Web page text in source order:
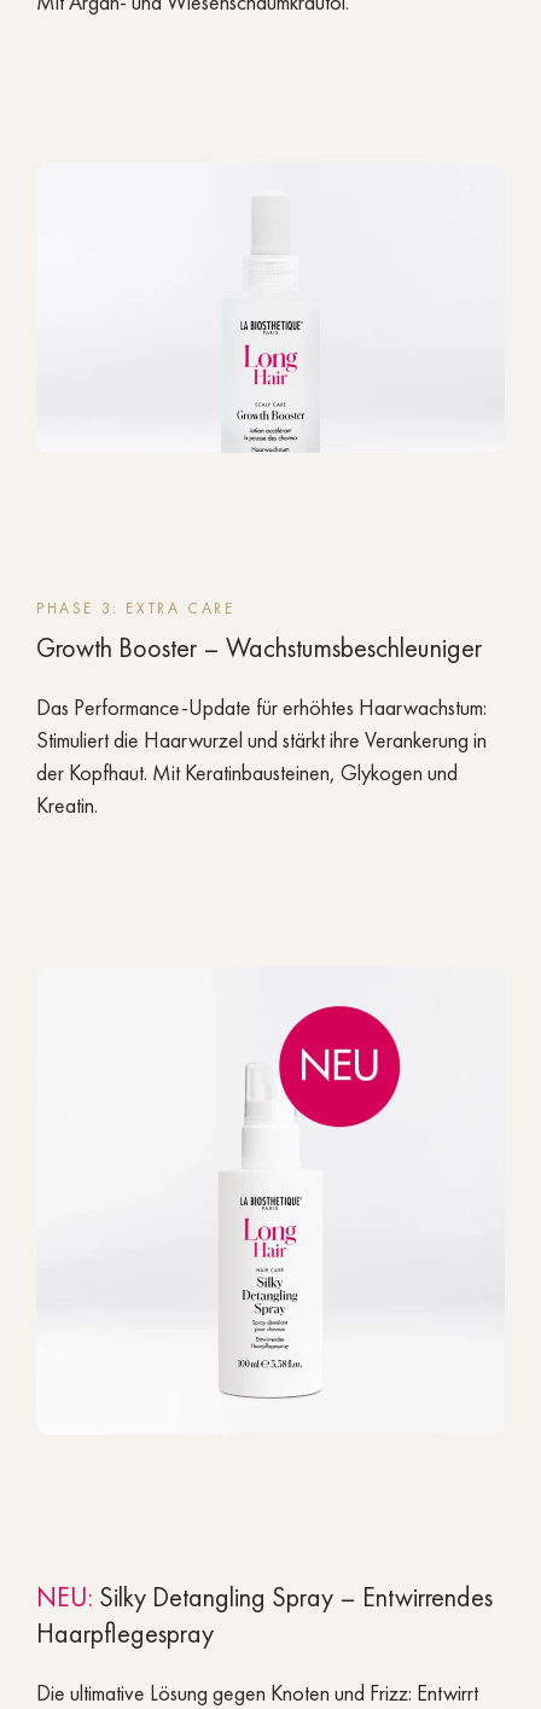
PHASE 3: EXTRA CARE
Growth Booster – Wachstumsbeschleuniger
Das Performance-Update für erhöhtes Haarwachstum:
Stimuliert die Haarwurzel und stärkt ihre Verankerung in
der Kopfhaut. Mit Keratinbausteinen, Glykogen und
Kreatin.
NEU: Silky Detangling Spray – Entwirrendes
Haarpflegespray
Die ultimative Lösung gegen Knoten und Frizz: Entwirrt